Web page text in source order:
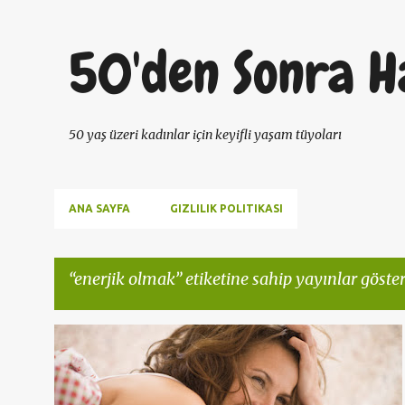
50'den Sonra
50 yaş üzeri kadınlar için keyifli yaşam tüyoları
ANA SAYFA GIZLILIK POLITIKASI
enerjik olmak etiketine sahip yayınlar
K
a
ANTIAGING ENERJIK OLMAK ZINDELIK